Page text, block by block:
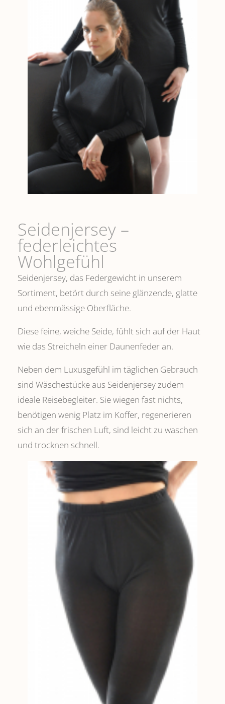
Seidenjersey –
federleichtes
Wohlgefühl
Seidenjersey, das Federgewicht in unserem
Sortiment, betört durch seine glänzende, glatte
und ebenmässige Oberfläche.
Diese feine, weiche Seide, fühlt sich auf der Haut
wie das Streicheln einer Daunenfeder an.
Neben dem Luxusgefühl im täglichen Gebrauch
sind Wäschestücke aus Seidenjersey zudem
ideale Reisebegleiter. Sie wiegen fast nichts,
benötigen wenig Platz im Koffer, regenerieren
sich an der frischen Luft, sind leicht zu waschen
und trocknen schnell.